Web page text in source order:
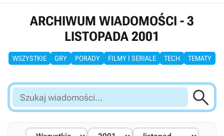
ARCHIWUM WIADOMOŚCI - 3
LISTOPADA 2001
WSZYSTKIE GRY PORADY FILMY I SERIALE TECH TEMATY
Szukaj
wiadomości...
